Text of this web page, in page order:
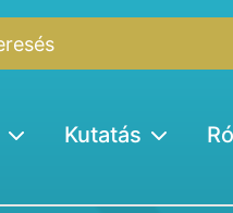
Kutatás